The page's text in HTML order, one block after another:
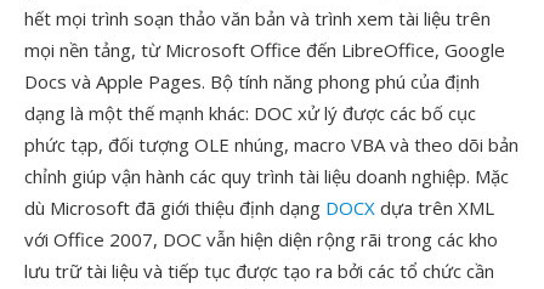
hết mọi trình soạn thảo văn bản và trình xem tài liệu trên
mọi nền tảng, từ Microsoft Office đến LibreOffice, Google
Docs và Apple Pages. Bộ tính năng phong phú của định
dạng là một thế mạnh khác: DOC xử lý được các bố cục
phức tạp, đối tượng OLE nhúng, macro VBA và theo dõi bản
chỉnh giúp vận hành các quy trình tài liệu doanh nghiệp. Mặc
dù Microsoft đã giới thiệu định dạng DOCX dựa trên XML
với Office 2007, DOC vẫn hiện diện rộng rãi trong các kho
lưu trữ tài liệu và tiếp tục được tạo ra bởi các tổ chức cần